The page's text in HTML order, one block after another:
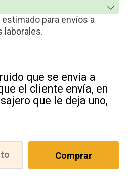
para envíos a
laborales.
que se envía a
el cliente envía, en
que le deja uno,
Comprar